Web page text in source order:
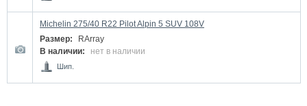
Michelin 275/40 R22 Pilot Alpin 5 SUV 108V
Размер:
RArray
В наличии:
нет в наличии
Шип.